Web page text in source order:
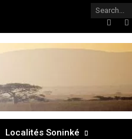
Twitter
Localités Soninké